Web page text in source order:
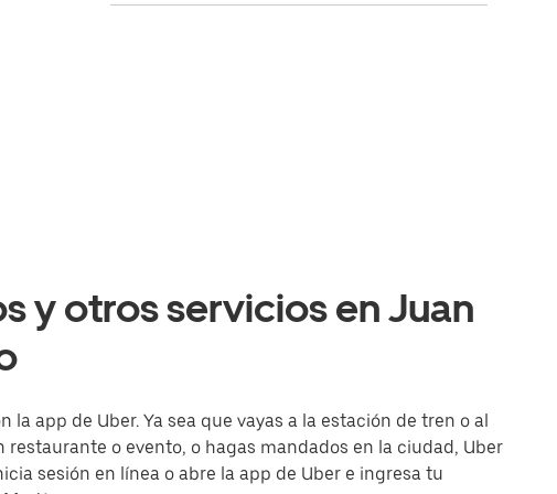
y otros servicios en Juan
app de Uber. Ya sea que vayas a la estación de tren o al
o evento, o hagas mandados en la ciudad, Uber
sesión en línea o abre la app de Uber e ingresa tu